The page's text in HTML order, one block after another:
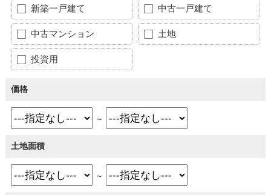
新築一戸建て 中古一戸建て
中古マンション 土地
投資用
価格
～
土地面積
～